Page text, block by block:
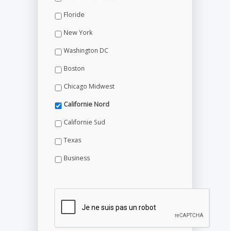
Floride
New York
Washington DC
Boston
Chicago Midwest
Californie Nord
Californie Sud
Texas
Business